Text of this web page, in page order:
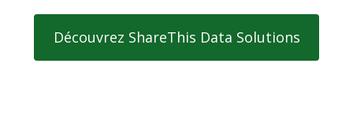
Découvrez ShareThis Data Solutions